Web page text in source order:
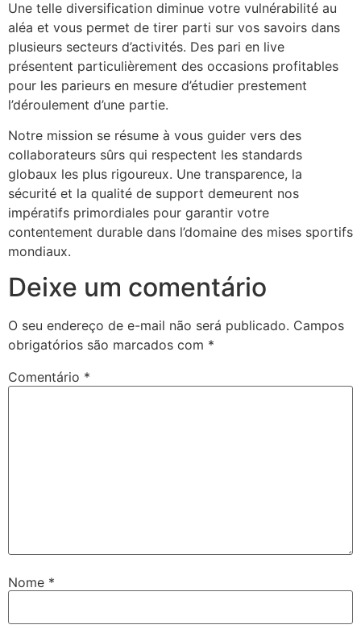
Une telle diversification diminue votre vulnérabilité au
aléa et vous permet de tirer parti sur vos savoirs dans
plusieurs secteurs d’activités. Des pari en live
présentent particulièrement des occasions profitables
pour les parieurs en mesure d’étudier prestement
l’déroulement d’une partie.
Notre mission se résume à vous guider vers des
collaborateurs sûrs qui respectent les standards
globaux les plus rigoureux. Une transparence, la
sécurité et la qualité de support demeurent nos
impératifs primordiales pour garantir votre
contentement durable dans l’domaine des mises sportifs
mondiaux.
Deixe um comentário
O seu endereço de e-mail não será publicado. Campos
obrigatórios são marcados com *
Comentário *
Nome *